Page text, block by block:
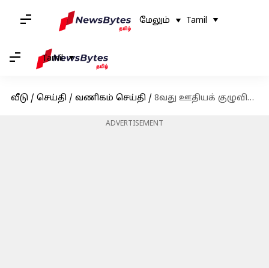
மேலும் Tamil
Tamil
வீடு / செய்தி / வணிகம் செய்தி / 8வது ஊதியக் குழுவில் சம்பள உயர்வு எவ்வளவு இருக்கும்? விரிவான அலசல்
ADVERTISEMENT